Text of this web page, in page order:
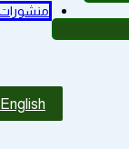
English